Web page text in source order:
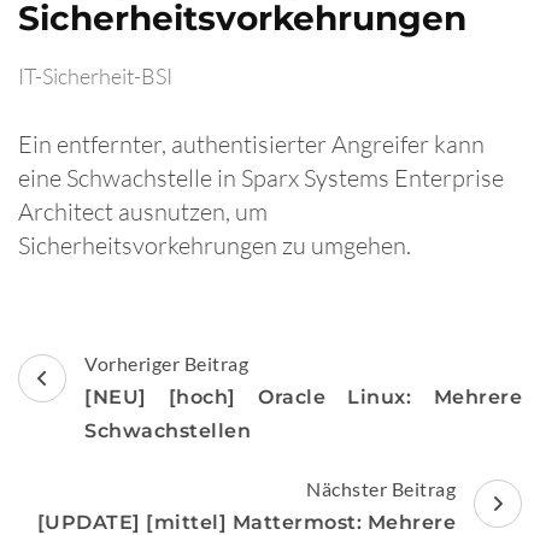
Sicherheitsvorkehrungen
IT-Sicherheit-BSI
Ein entfernter, authentisierter Angreifer kann
eine Schwachstelle in Sparx Systems Enterprise
Architect ausnutzen, um
Sicherheitsvorkehrungen zu umgehen.
Beitragsnavigation
Vorheriger Beitrag
[NEU] [hoch] Oracle Linux: Mehrere
Schwachstellen
Nächster Beitrag
[UPDATE] [mittel] Mattermost: Mehrere